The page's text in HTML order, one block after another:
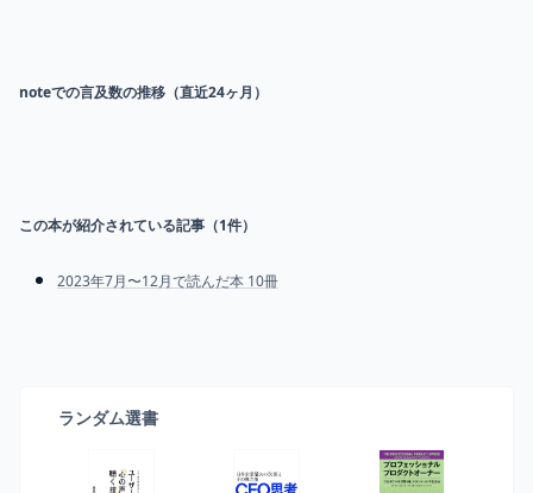
noteでの言及数の推移（直近24ヶ月）
この本が紹介されている記事（1件）
2023年7月〜12月で読んだ本 10冊
ランダム選書